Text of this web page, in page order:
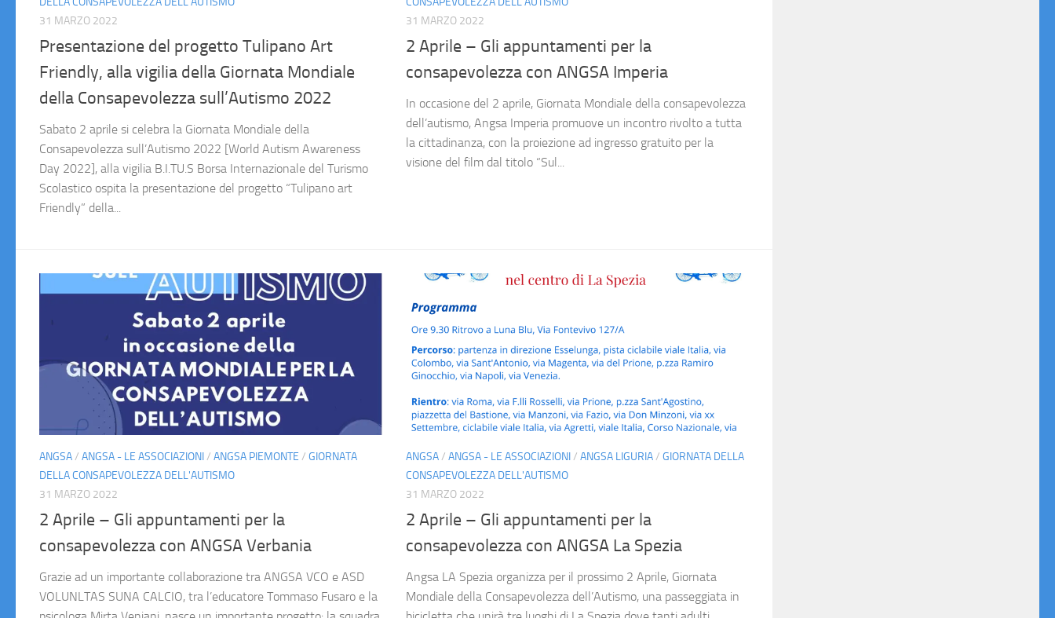
31 MARZO 2022
Presentazione del progetto Tulipano Art
Friendly, alla vigilia della Giornata Mondiale
della Consapevolezza sull’Autismo 2022
Sabato 2 aprile si celebra la Giornata Mondiale della
Consapevolezza sull’Autismo 2022 [World Autism Awareness
Day 2022], alla vigilia B.I.TU.S Borsa Internazionale del Turismo
Scolastico ospita la presentazione del progetto “Tulipano art
Friendly” della...
31 MARZO 2022
2 Aprile – Gli appuntamenti per la
consapevolezza con ANGSA Imperia
In occasione del 2 aprile, Giornata Mondiale della consapevolezza
dell’autismo, Angsa Imperia promuove un incontro rivolto a tutta
la cittadinanza, con la proiezione ad ingresso gratuito per la
visione del film dal titolo “Sul...
ANGSA/ ANGSA - LE ASSOCIAZIONI/ ANGSA PIEMONTE / GIORNATA
DELLA CONSAPEVOLEZZA DELL'AUTISMO
31 MARZO 2022
2 Aprile – Gli appuntamenti per la
consapevolezza con ANGSA Verbania
Grazie ad un importante collaborazione tra ANGSA VCO e ASD
VOLUNLTAS SUNA CALCIO, tra l’educatore Tommaso Fusaro e la
ANGSA/ ANGSA - LE ASSOCIAZIONI/ ANGSA LIGURIA/ GIORNATA DELLA
CONSAPEVOLEZZA DELL'AUTISMO
31 MARZO 2022
2 Aprile – Gli appuntamenti per la
consapevolezza con ANGSA La Spezia
Angsa LA Spezia organizza per il prossimo 2 Aprile, Giornata
Mondiale della Consapevolezza dell’Autismo, una passeggiata in